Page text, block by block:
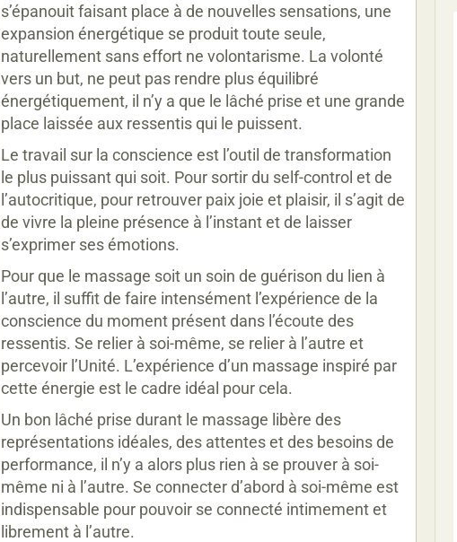
s’épanouit faisant place à de nouvelles sensations, une
expansion énergétique se produit toute seule,
naturellement sans effort ne volontarisme. La volonté
vers un but, ne peut pas rendre plus équilibré
énergétiquement, il n’y a que le lâché prise et une grande
place laissée aux ressentis qui le puissent.
Le travail sur la conscience est l’outil de transformation
le plus puissant qui soit. Pour sortir du self-control et de
l’autocritique, pour retrouver paix joie et plaisir, il s’agit de
de vivre la pleine présence à l’instant et de laisser
s’exprimer ses émotions.
Pour que le massage soit un soin de guérison du lien à
l’autre, il suffit de faire intensément l’expérience de la
conscience du moment présent dans l’écoute des
ressentis. Se relier à soi-même, se relier à l’autre et
percevoir l’Unité. L’expérience d’un massage inspiré par
cette énergie est le cadre idéal pour cela.
Un bon lâché prise durant le massage libère des
représentations idéales, des attentes et des besoins de
performance, il n’y a alors plus rien à se prouver à soi-
même ni à l’autre. Se connecter d’abord à soi-même est
indispensable pour pouvoir se connecté intimement et
librement à l’autre.